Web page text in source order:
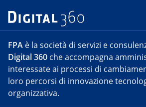
FPA è la società di servizi e
Digital 360 che accompagna
interessate ai processi di
loro percorsi di innovazione
organizzativa.